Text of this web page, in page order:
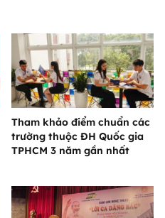
Tham khảo điểm chuẩn các
trường thuộc ĐH Quốc gia
TPHCM 3 năm gần nhất